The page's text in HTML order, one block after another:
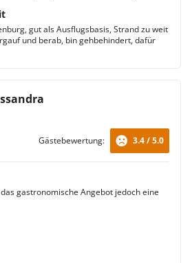
gut als Ausflugsbasis, Strand zu weit
und berab, bin gehbehindert, dafür
Gästebewertung: 3.4 / 5.0
gastronomische Angebot jedoch eine